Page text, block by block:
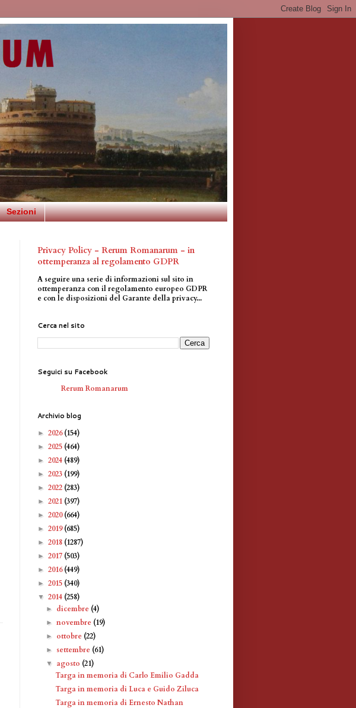
Sezioni
Privacy Policy - Rerum Romanarum - in
ottemperanza al regolamento GDPR
A seguire una serie di informazioni sul sito in
ottemperanza con il regolamento europeo GDPR
e con le disposizioni del Garante della privacy...
Cerca nel sito
Seguici su Facebook
Rerum Romanarum
Archivio blog
► 2026(154)
► 2025 (464)
► 2024 (489)
► 2023 (199)
► 2022 (283)
► 2021 (397)
► 2020(664)
► 2019(685)
► 2018 (1287)
► 2017 (503)
► 2016(449)
► 2015 (340)
▼ 2014 (258)
► dicembre (4)
►novembre (19)
► ottobre (22)
► settembre (61)
▼ agosto (21)
Targa in memoria di Carlo Emilio Gadda
Targa in memoria di Luca e Guido Ziluca
Targa in memoria di Ernesto Nathan